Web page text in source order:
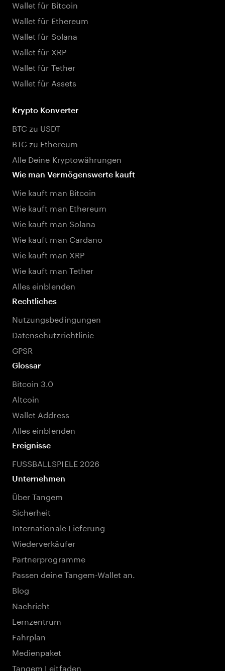
Wallet für Bitcoin
Wallet für Ethereum
Wallet für Solana
Wallet für XRP
Wallet für Tether
Wallet für Assets
Krypto Konverter
BTC zu USDT
BTC zu Ethereum
Alle Deine Kryptowährungen
Wie man Vermögenswerte kauft
Wie kauft man Bitcoin
Wie kauft man Ethereum
Wie kauft man Solana
Wie kauft man Cardano
Wie kauft man XRP
Wie kauft man Tether
Alles einblenden
Rechtliches
Nutzungsbedingungen
Datenschutzrichtlinie
GPSR
Glossar
Bitcoin 3.0
Altcoin
Wallet Address
Alles einblenden
Ereignisse
FUSSBALLSPIELE 2026
Unternehmen
Über Tangem
Sicherheit
Internationale Lieferung
Wiederverkäufer
Partnerprogramme
Passen deine Tangem-Wallet an.
Blog
Nachricht
Lernzentrum
Fahrplan
Medienpaket
Tangem Leitfaden